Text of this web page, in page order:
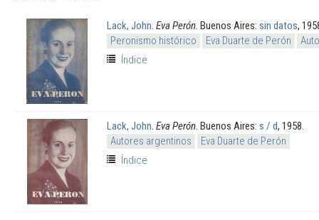
Lack, John Eva Perón . Buenos Aires: sin datos,
Peronismo histórico
Eva Duarte de Perón
Índice
Lack, John Eva Perón . Buenos Aires: s / d, 1958.
Autores argentinos
Eva Duarte de Perón
Índice